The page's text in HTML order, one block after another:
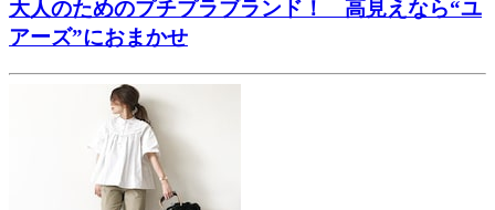
大人のためのプチプラブランド！ 高見えなら“ユ
アーズ”におまかせ